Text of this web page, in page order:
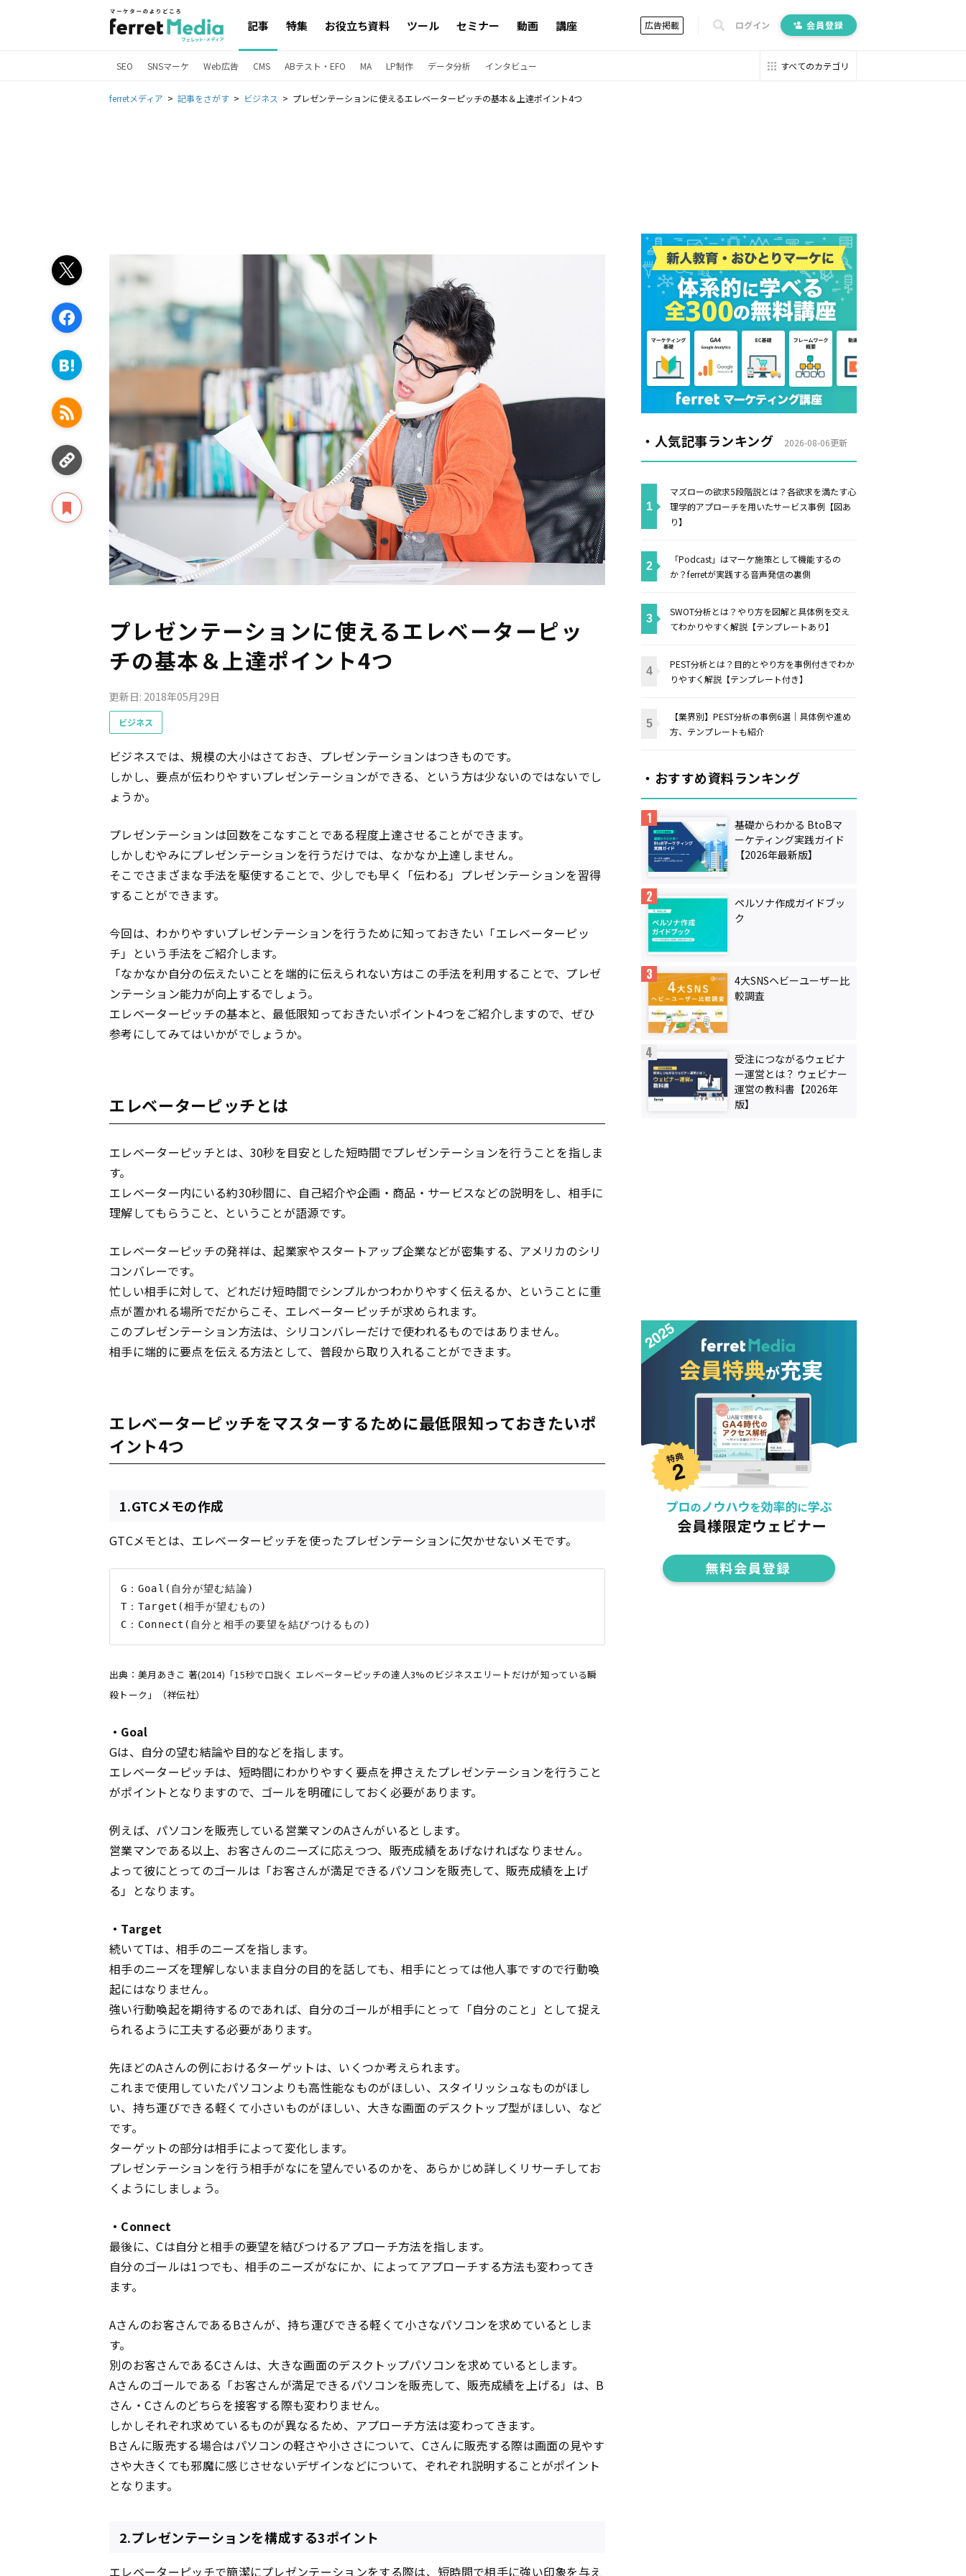
記事 特集 お役立ち資料 ツール セミナー 動画 講座 広告掲載 ログイン 会員登録
SEO SNSマーケ Web広告 CMS ABテスト・EFO MA LP制作 データ分析 インタビュー すべてのカテゴリ
ferretメディア 記事をさがす ビジネス プレゼンテーションに使えるエレベーターピッチの基本＆上達ポイント4つ
プレゼンテーションに使えるエレベーターピッ
チの基本＆上達ポイント4つ
更新日: 2018年05月29日
ビジネス
ビジネスでは、規模の大小はさておき、プレゼンテーションはつきものです。
しかし、要点が伝わりやすいプレゼンテーションができる、という方は少ないのではないでし
ょうか。
プレゼンテーションは回数をこなすことである程度上達させることができます。
しかしむやみにプレゼンテーションを行うだけでは、なかなか上達しません。
そこでさまざまな手法を駆使することで、少しでも早く「伝わる」プレゼンテーションを習得
することができます。
今回は、わかりやすいプレゼンテーションを行うために知っておきたい「エレベーターピッ
チ」という手法をご紹介します。
「なかなか自分の伝えたいことを端的に伝えられない方はこの手法を利用することで、プレゼ
ンテーション能力が向上するでしょう。
エレベーターピッチの基本と、最低限知っておきたいポイント4つをご紹介しますので、ぜひ
参考にしてみてはいかがでしょうか。
エレベーターピッチとは
エレベーターピッチとは、30秒を目安とした短時間でプレゼンテーションを行うことを指しま
す。
エレベーター内にいる約30秒間に、自己紹介や企画・商品・サービスなどの説明をし、相手に
理解してもらうこと、ということが語源です。
エレベーターピッチの発祥は、起業家やスタートアップ企業などが密集する、アメリカのシリ
コンバレーです。
忙しい相手に対して、どれだけ短時間でシンプルかつわかりやすく伝えるか、ということに重
点が置かれる場所でだからこそ、エレベーターピッチが求められます。
このプレゼンテーション方法は、シリコンバレーだけで使われるものではありません。
相手に端的に要点を伝える方法として、普段から取り入れることができます。
エレベーターピッチをマスターするために最低限知っておきたいポ
イント4つ
1.GTCメモの作成
GTCメモとは、エレベーターピッチを使ったプレゼンテーションに欠かせないメモです。
G：Goal(自分が望む結論)
T：Target(相手が望むもの)
出典：美月あきこ 著(2014)「15秒で口説く エレベーターピッチの達人――3%のビジネスエリートだけが知っている瞬
殺トーク」（祥伝社）
・Goal
Gは、自分の望む結論や目的などを指します。
エレベーターピッチは、短時間にわかりやすく要点を押さえたプレゼンテーションを行うこと
がポイントとなりますので、ゴールを明確にしておく必要があります。
例えば、パソコンを販売している営業マンのAさんがいるとします。
営業マンである以上、お客さんのニーズに応えつつ、販売成績をあげなければなりません。
よって彼にとってのゴールは「お客さんが満足できるパソコンを販売して、販売成績を上げ
る」となります。
・Target
続いてTは、相手のニーズを指します。
相手のニーズを理解しないまま自分の目的を話しても、相手にとっては他人事ですので行動喚
起にはなりません。
強い行動喚起を期待するのであれば、自分のゴールが相手にとって「自分のこと」として捉え
られるように工夫する必要があります。
先ほどのAさんの例におけるターゲットは、いくつか考えられます。
これまで使用していたパソコンよりも高性能なものがほしい、スタイリッシュなものがほし
い、持ち運びできる軽くて小さいものがほしい、大きな画面のデスクトップ型がほしい、など
です。
ターゲットの部分は相手によって変化します。
プレゼンテーションを行う相手がなにを望んでいるのかを、あらかじめ詳しくリサーチしてお
くようにしましょう。
・Connect
最後に、Cは自分と相手の要望を結びつけるアプローチ方法を指します。
自分のゴールは1つでも、相手のニーズがなにか、によってアプローチする方法も変わってき
ます。
Aさんのお客さんであるBさんが、持ち運びできる軽くて小さなパソコンを求めているとしま
す。
別のお客さんであるCさんは、大きな画面のデスクトップパソコンを求めているとします。
Aさんのゴールである「お客さんが満足できるパソコンを販売して、販売成績を上げる」は、B
さん・Cさんのどちらを接客する際も変わりません。
しかしそれぞれ求めているものが異なるため、アプローチ方法は変わってきます。
Bさんに販売する場合はパソコンの軽さや小ささについて、Cさんに販売する際は画面の見やす
さや大きくても邪魔に感じさせないデザインなどについて、ぞれぞれ説明することがポイント
となります。
2.プレゼンテーションを構成する3ポイント
エレベーターピッチで簡潔にプレゼンテーションをする際は、短時間で相手に強い印象を与え
・人気記事ランキング 2026-08-06更新
マズローの欲求5段階説とは？各欲求を満たす心
理学的アプローチを用いたサービス事例【図あ
り】
「Podcast」はマーケ施策として機能するの
か？ferretが実践する音声発信の裏側
SWOT分析とは？やり方を図解と具体例を交え
てわかりやすく解説【テンプレートあり】
PEST分析とは？目的とやり方を事例付きでわか
りやすく解説【テンプレート付き】
【業界別】PEST分析の事例6選｜具体例や進め
方、テンプレートも紹介
・おすすめ資料ランキング
基礎からわかる BtoBマ
ーケティング実践ガイド
【2026年最新版】
ペルソナ作成ガイドブッ
ク
4大SNSヘビーユーザー比
較調査
受注につながるウェビナ
ー運営とは？ ウェビナー
運営の教科書【2026年
版】